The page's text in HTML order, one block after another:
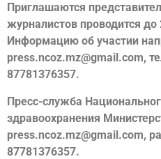
Приглашаются
журналистов проводится
Информацию об участии
press.ncoz.mz@gmail.com,
87781376357.
Пресс-служба
здравоохранения
press.ncoz.mz@gmail.com,
87781376357.